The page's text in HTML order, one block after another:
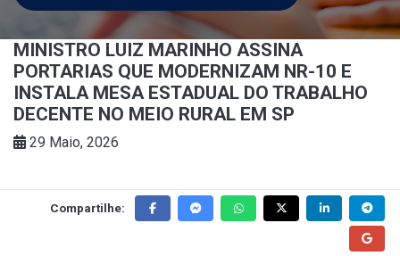
MINISTRO LUIZ MARINHO ASSINA
PORTARIAS QUE MODERNIZAM NR-10 E
INSTALA MESA ESTADUAL DO TRABALHO
DECENTE NO MEIO RURAL EM SP
29 Maio, 2026
Compartilhe: